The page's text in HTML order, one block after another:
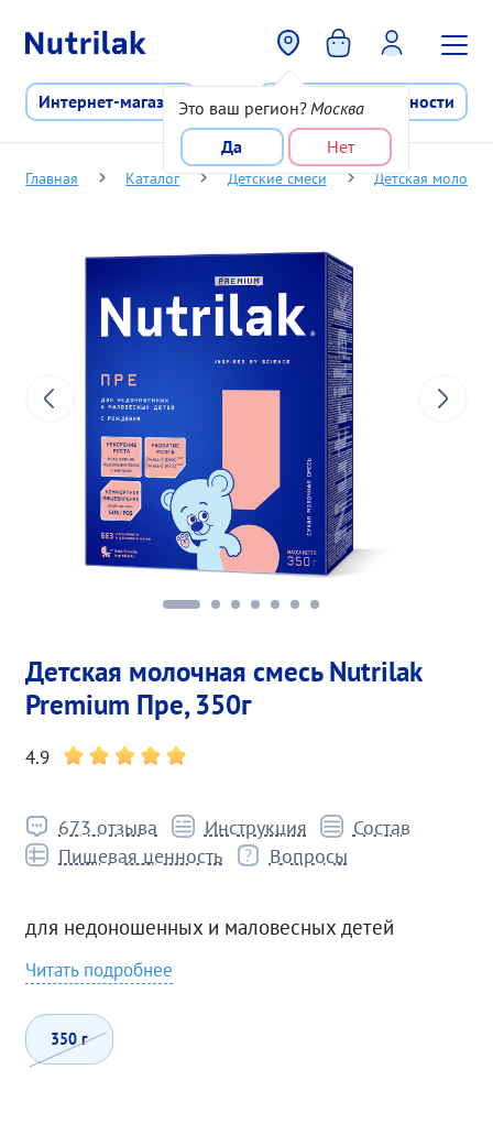
Это ваш регион? Москва
Да
Нет
Интернет-магазин Программа лояльности
Главная Каталог Детские смеси Детская
Детская молочная смесь Nutrilak
Premium Пре, 350г
4.9
673 отзыва Инструкция
Состав
Пищевая ценность
Вопросы
для недоношенных и маловесных детей
Читать подробнее
350 г